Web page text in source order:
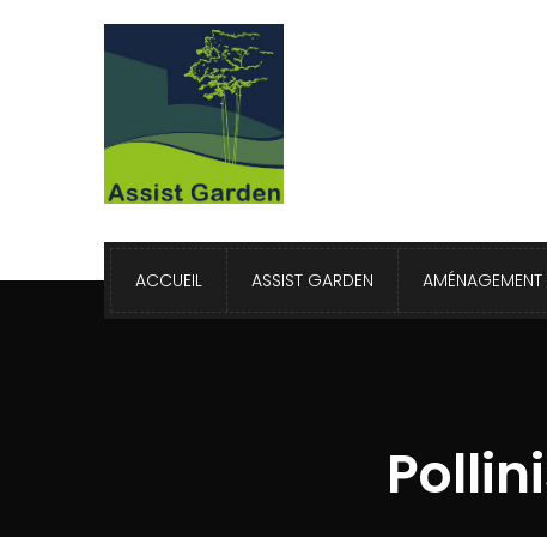
ACCUEIL ASSIST GARDEN AMÉNAGEMENT